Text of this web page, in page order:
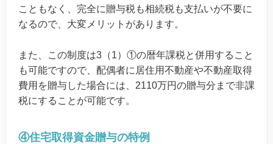
こともなく、完全に贈与税も相続税も支払いが不要に
なるので、大変メリットがあります。
また、この制度は3（1）①の暦年課税と併用すること
も可能ですので、配偶者に居住用不動産や不動産取得
費用を贈与した場合には、2110万円の贈与分まで非課
税にすることが可能です。
④住宅取得資金贈与の特例